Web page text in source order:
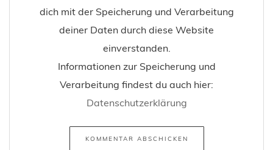
dich mit der Speicherung und Verarbeitung
deiner Daten durch diese Website
einverstanden.
Informationen zur Speicherung und
Verarbeitung findest du auch hier:
Datenschutzerklärung